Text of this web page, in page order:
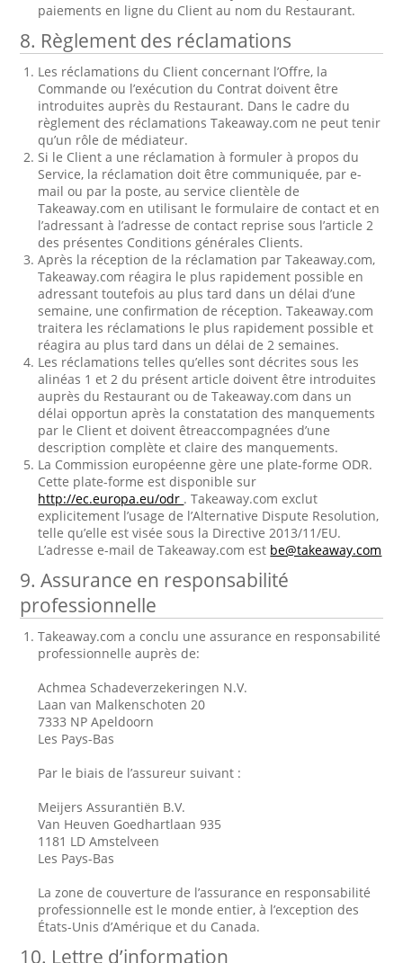
paiements en ligne du Client au nom du Restaurant.
8. Règlement des réclamations
Les réclamations du Client concernant l’Offre, la
Commande ou l’exécution du Contrat doivent être
introduites auprès du Restaurant. Dans le cadre du
règlement des réclamations Takeaway.com ne peut tenir
qu’un rôle de médiateur.
Si le Client a une réclamation à formuler à propos du
Service, la réclamation doit être communiquée, par e-
mail ou par la poste, au service clientèle de
Takeaway.com en utilisant le formulaire de contact et en
l’adressant à l’adresse de contact reprise sous l’article 2
des présentes Conditions générales Clients.
Après la réception de la réclamation par Takeaway.com,
Takeaway.com réagira le plus rapidement possible en
adressant toutefois au plus tard dans un délai d’une
semaine, une confirmation de réception. Takeaway.com
traitera les réclamations le plus rapidement possible et
réagira au plus tard dans un délai de 2 semaines.
Les réclamations telles qu’elles sont décrites sous les
alinéas 1 et 2 du présent article doivent être introduites
auprès du Restaurant ou de Takeaway.com dans un
délai opportun après la constatation des manquements
par le Client et doivent êtreaccompagnées d’une
description complète et claire des manquements.
La Commission européenne gère une plate-forme ODR.
Cette plate-forme est disponible sur
http://ec.europa.eu/odr . Takeaway.com exclut
explicitement l’usage de l’Alternative Dispute Resolution,
telle qu’elle est visée sous la Directive 2013/11/EU.
L’adresse e-mail de Takeaway.com est be@takeaway.com
9. Assurance en responsabilité
professionnelle
Takeaway.com a conclu une assurance en responsabilité
professionnelle auprès de:
Achmea Schadeverzekeringen N.V.
Laan van Malkenschoten 20
7333 NP Apeldoorn
Les Pays-Bas
Par le biais de l’assureur suivant :
Meijers Assurantiën B.V.
Van Heuven Goedhartlaan 935
1181 LD Amstelveen
Les Pays-Bas
La zone de couverture de l’assurance en responsabilité
professionnelle est le monde entier, à l’exception des
États-Unis d’Amérique et du Canada.
10. Lettre d’information